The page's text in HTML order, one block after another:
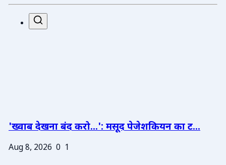
'ख्वाब देखना बंद करो...': मसूद पेजेशकियन का ट...
Aug 8, 2026 0 1